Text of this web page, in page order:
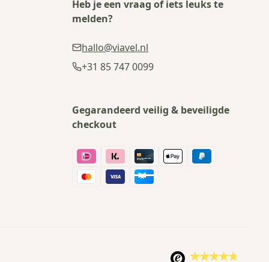
Heb je een vraag of iets leuks te
melden?
hallo@viavel.nl
+31 85 747 0099
Gegarandeerd veilig & beveiligde
checkout